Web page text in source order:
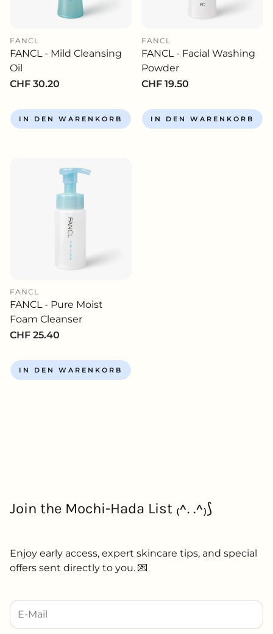
FANCL
FANCL - Mild Cleansing
Oil
Normaler
CHF 30.20
IN DEN WARENKORB
FANCL
FANCL - Facial Washing
Powder
Normaler
CHF 19.50
IN DEN WARENKORB
FANCL
FANCL - Pure Moist
Foam Cleanser
Normaler
CHF 25.40
IN DEN WARENKORB
Join the Mochi-Hada List ₍^. .^₎⟆
Enjoy early access, expert skincare tips, and special
offers sent directly to you. 💌